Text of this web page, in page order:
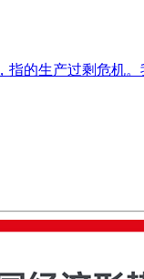
，指的生产过剩危机